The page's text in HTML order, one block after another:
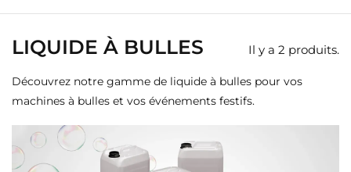
LIQUIDE À BULLES Il y a 2 produits.
Découvrez notre gamme de liquide à bulles pour vos
machines à bulles et vos événements festifs.